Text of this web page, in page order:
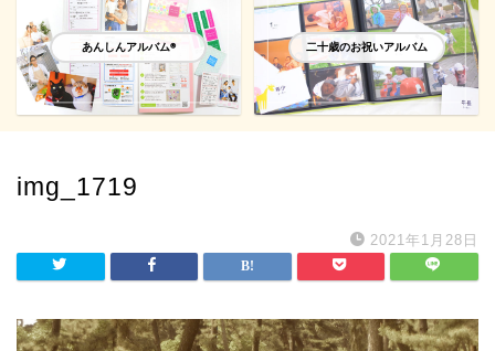
あんしんアルバム®️ 二十歳のお祝いアルバム
img_1719
2021年1月28日